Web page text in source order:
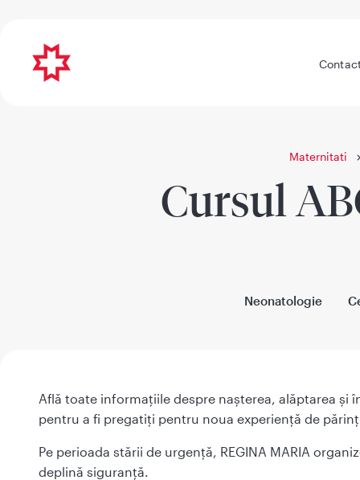
Maternitati
Cursul
Neonatologie
Află toate informațiile despre nașterea, alăptarea și
pentru a fi pregatiți pentru noua experiență de
Pe perioada stării de urgență, REGINA MARIA
deplină siguranță.